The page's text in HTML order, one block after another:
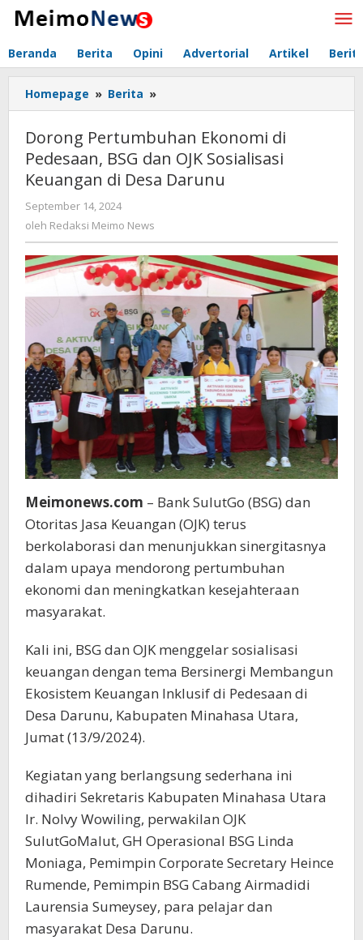
Lewati
Beranda Berita Opini Advertorial Artikel
Homepage » Berita »
Pertumbuhan
Ekonomi
di
Pedesaan,
BSG
Keuangan
di
Desa
Darunu
Dorong Pertumbuhan Ekonomi di
Pedesaan, BSG dan OJK Sosialisasi
Keuangan di Desa Darunu
September 14, 2024
Redaksi
News
oleh Redaksi Meimo News
Meimonews.com – Bank SulutGo (BSG) dan
Otoritas Jasa Keuangan (OJK) terus
berkolaborasi dan menunjukkan sinergitasnya
dalam upaya mendorong pertumbuhan
ekonomi dan meningkatkan kesejahteraan
masyarakat.
Kali ini, BSG dan OJK menggelar sosialisasi
keuangan dengan tema Bersinergi Membangun
Ekosistem Keuangan Inklusif di Pedesaan di
Desa Darunu, Kabupaten Minahasa Utara,
Jumat (13/9/2024).
Kegiatan yang berlangsung sederhana ini
dihadiri Sekretaris Kabupaten Minahasa Utara
Ir. Nolvy Wowiling, perwakilan OJK
SulutGoMalut, GH Operasional BSG Linda
Moniaga, Pemimpin Corporate Secretary Heince
Rumende, Pemimpin BSG Cabang Airmadidi
Laurensia Sumeysey, para pelajar dan
masyarakat Desa Darunu.